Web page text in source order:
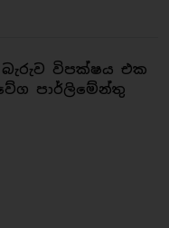
විපක්ෂය එක
පාර්ලිමේන්තු